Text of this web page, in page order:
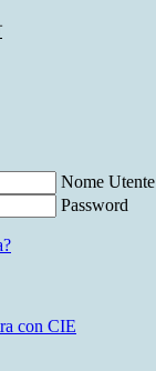
Nome Utente
Password
con CIE